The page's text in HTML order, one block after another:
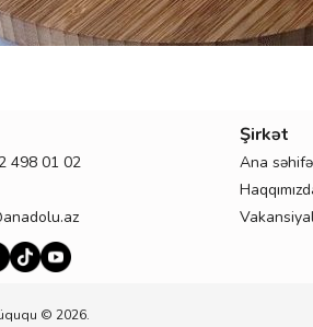
498 01 02
Şirkət
Ana səhifə
© 2026.